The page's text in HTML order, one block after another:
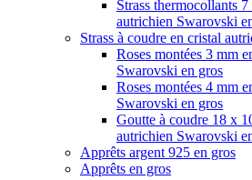
Strass thermocollants
autrichien Swarovski
Strass à coudre en cristal
Roses montées 3 mm
Swarovski en gros
Roses montées 4 mm
Swarovski en gros
Goutte à coudre 18 x
autrichien Swarovski
Apprêts argent 925 en gros
Apprêts en gros